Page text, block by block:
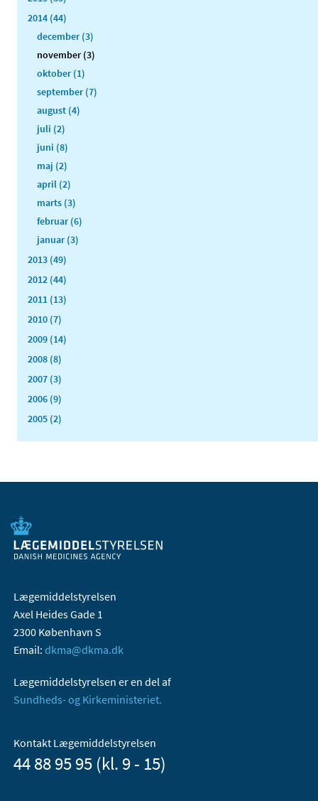
2014 (44)
december (3)
november (3)
oktober (1)
september (7)
august (4)
juli (2)
juni (8)
maj (2)
april (2)
marts (3)
februar (6)
januar (3)
2013 (49)
2012 (44)
2011 (13)
2010 (7)
2009 (14)
2008 (8)
2007 (3)
2006 (9)
2005 (2)
Lægemiddelstyrelsen
Axel Heides Gade 1
2300 København S
Email: dkma@dkma.dk
Lægemiddelstyrelsen er en del af
Sundheds- og Kirkeministeriet.
Kontakt Lægemiddelstyrelsen
44 88 95 95 (kl. 9 - 15)